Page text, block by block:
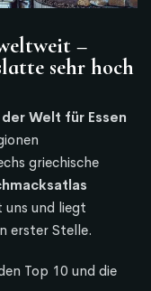
–
sehr hoch
Welt für Essen
griechische
uns und liegt
erster Stelle.
Top 10 und die